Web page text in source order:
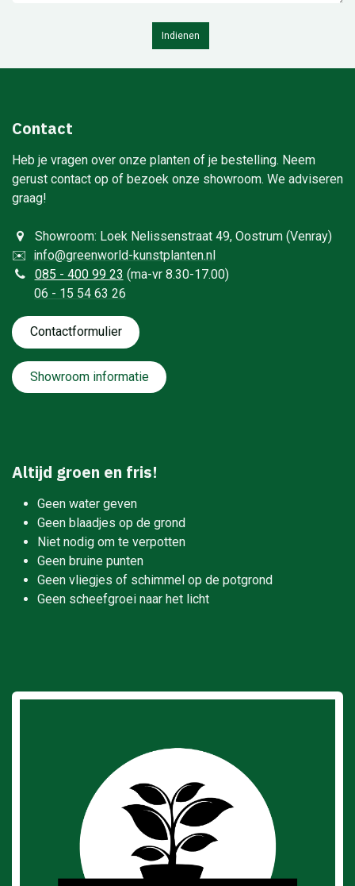
Indienen
Contact
Heb je vragen over onze planten of je bestelling. Neem
gerust contact op of bezoek onze showroom. We adviseren
graag!
Showroom: Loek Nelissenstraat 49, Oostrum (Venray)
✉️ info@greenworld-kunstplanten.nl
085 - 400 99 23 (ma-vr 8.30-17.00)
06 - 15 54 63 26
Contactformulie​​​​​​​​r
Showroom informatie
Altijd groen en fris!
Geen water geven
Geen blaadjes op de grond
Niet nodig om te verpotten
Geen bruine punten
Geen vliegjes of schimmel op de potgrond
Geen scheefgroei naar het licht